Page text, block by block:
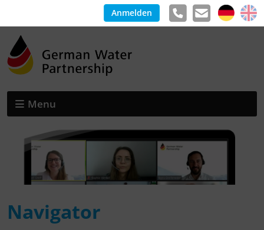
Anmelden
Menu
Navigator